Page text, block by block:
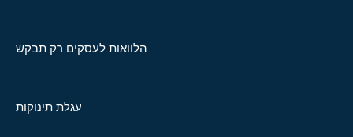
הלוואות לעסקים רק תבקש
עגלת תינוקות